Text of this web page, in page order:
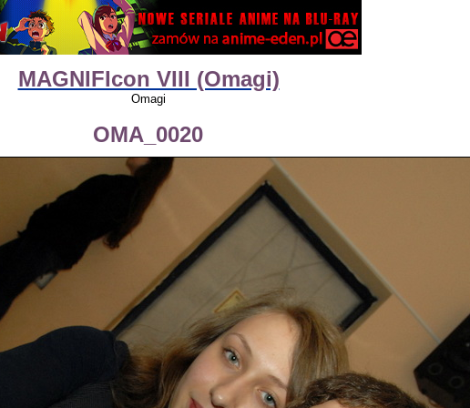
MAGNIFIcon VIII (Omagi)
Omagi
OMA_0020